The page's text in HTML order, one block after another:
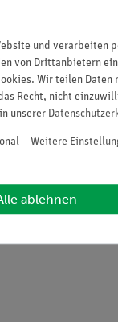
und verarbeiten
von Drittanbietern
Wir teilen
Recht, nicht
unserer
Weitere
ablehnen